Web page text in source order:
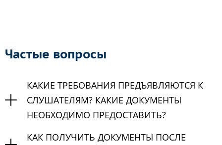
Частые вопросы
КАКИЕ ТРЕБОВАНИЯ ПРЕДЪЯВЛЯЮТСЯ К
СЛУШАТЕЛЯМ? КАКИЕ ДОКУМЕНТЫ
НЕОБХОДИМО ПРЕДОСТАВИТЬ?
КАК ПОЛУЧИТЬ ДОКУМЕНТЫ ПОСЛЕ